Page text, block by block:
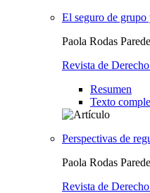
El seguro de grupo
Paola Rodas
Revista de
Resumen
Texto
Perspectivas de
Paola Rodas
Revista de